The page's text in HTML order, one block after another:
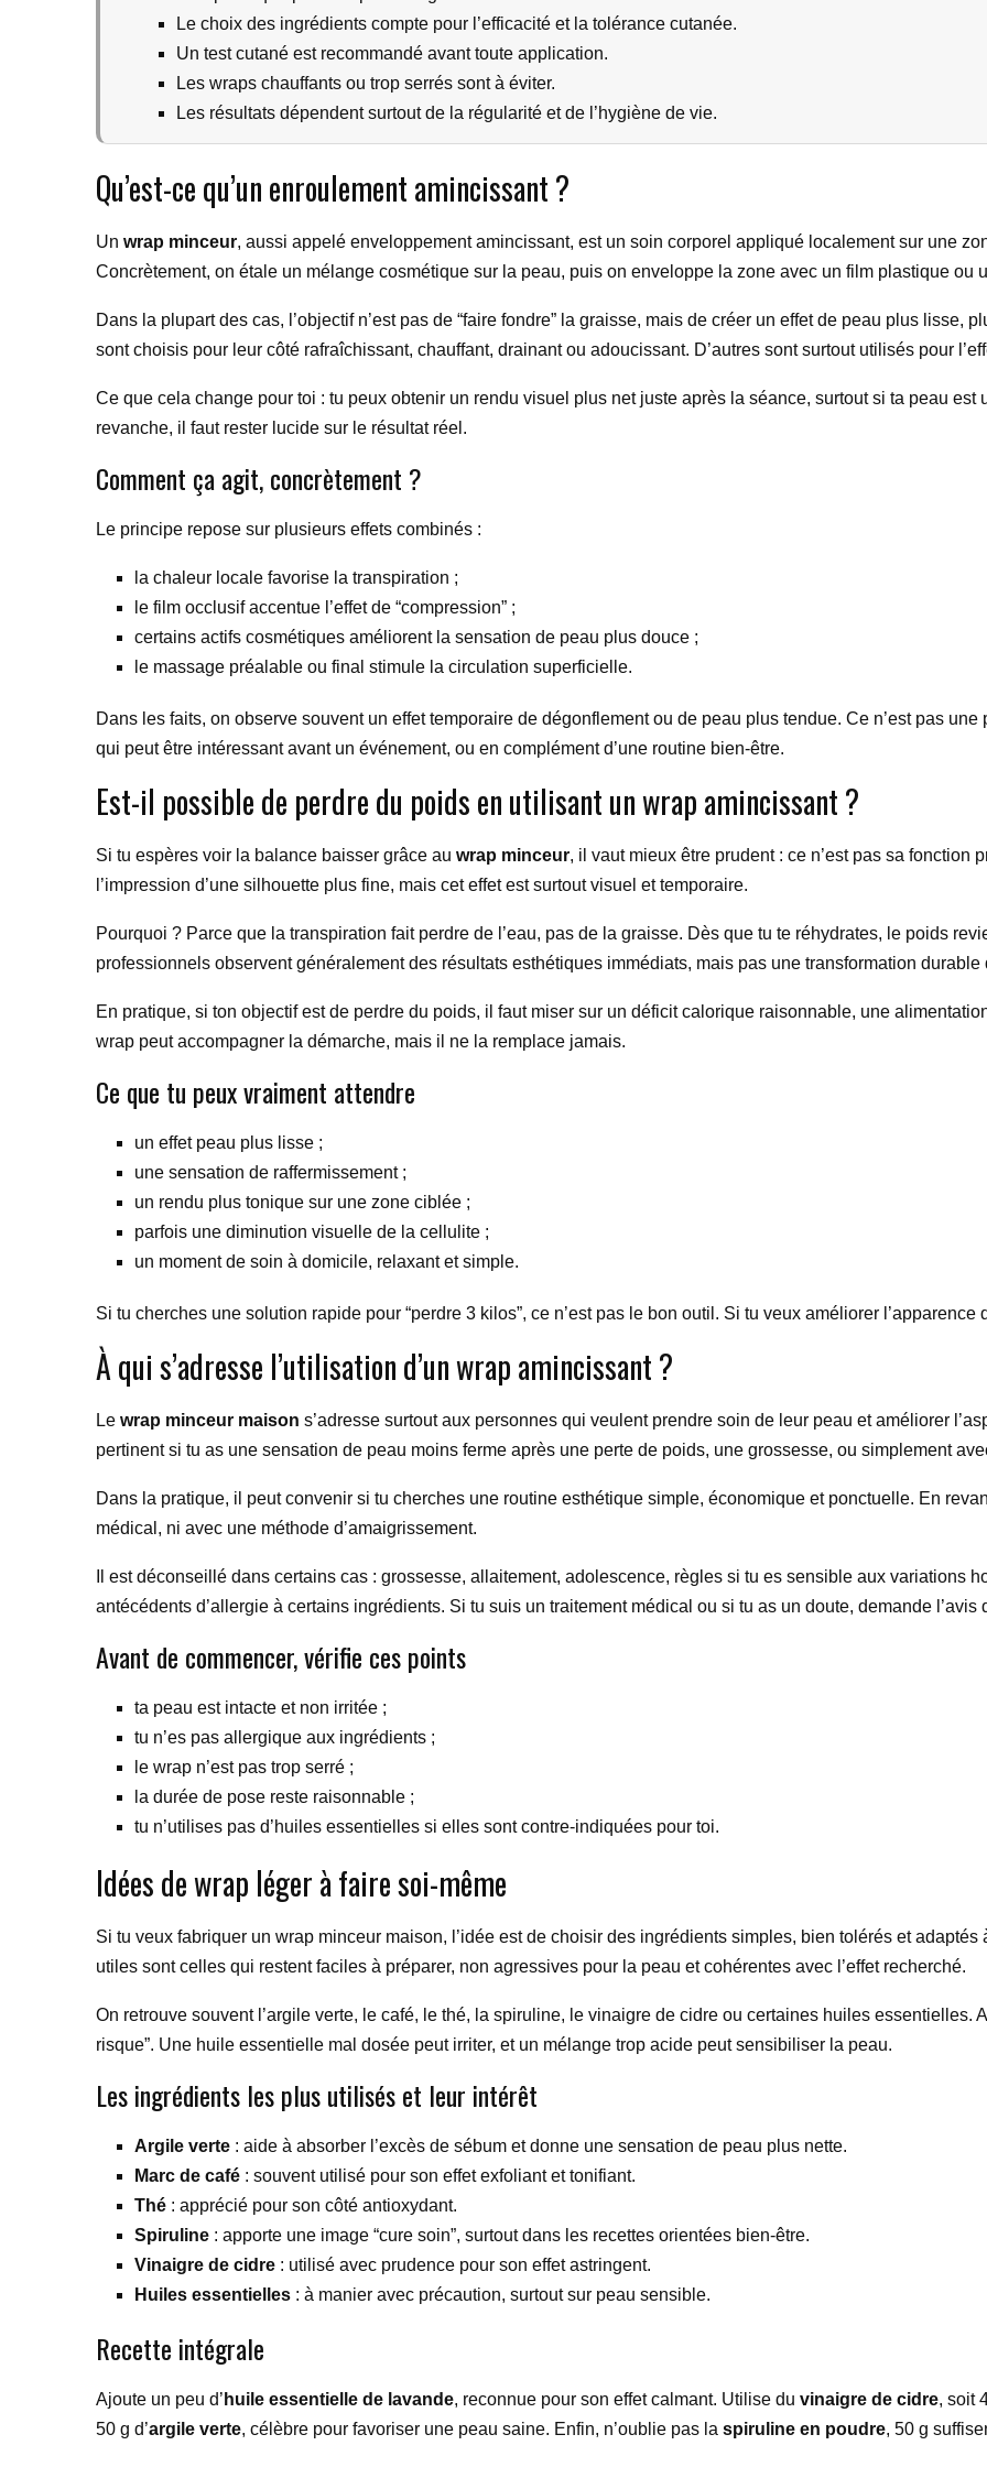
Le choix des ingrédients compte pour l’efficacité et la tolérance cutanée.
Un test cutané est recommandé avant toute application.
Les wraps chauffants ou trop serrés sont à éviter.
Les résultats dépendent surtout de la régularité et de l’hygiène de vie.
Qu’est-ce qu’un enroulement amincissant ?
Un wrap minceur, aussi appelé enveloppement amincissant, est un soin corporel appliqué localement sur une
Concrètement, on étale un mélange cosmétique sur la peau, puis on enveloppe la zone avec un film plastique ou
Dans la plupart des cas, l’objectif n’est pas de “faire fondre” la graisse, mais de créer un effet de peau plus lisse,
sont choisis pour leur côté rafraîchissant, chauffant, drainant ou adoucissant. D’autres sont surtout utilisés pour
Ce que cela change pour toi : tu peux obtenir un rendu visuel plus net juste après la séance, surtout si ta peau
revanche, il faut rester lucide sur le résultat réel.
Comment ça agit, concrètement ?
Le principe repose sur plusieurs effets combinés :
la chaleur locale favorise la transpiration ;
le film occlusif accentue l’effet de “compression” ;
certains actifs cosmétiques améliorent la sensation de peau plus douce ;
le massage préalable ou final stimule la circulation superficielle.
Dans les faits, on observe souvent un effet temporaire de dégonflement ou de peau plus tendue. Ce n’est pas
qui peut être intéressant avant un événement, ou en complément d’une routine bien-être.
Est-il possible de perdre du poids en utilisant un wrap amincissant ?
Si tu espères voir la balance baisser grâce au wrap minceur, il vaut mieux être prudent : ce n’est pas sa
l’impression d’une silhouette plus fine, mais cet effet est surtout visuel et temporaire.
Pourquoi ? Parce que la transpiration fait perdre de l’eau, pas de la graisse. Dès que tu te réhydrates, le poids
professionnels observent généralement des résultats esthétiques immédiats, mais pas une transformation durable
En pratique, si ton objectif est de perdre du poids, il faut miser sur un déficit calorique raisonnable, une
wrap peut accompagner la démarche, mais il ne la remplace jamais.
Ce que tu peux vraiment attendre
un effet peau plus lisse ;
une sensation de raffermissement ;
un rendu plus tonique sur une zone ciblée ;
parfois une diminution visuelle de la cellulite ;
un moment de soin à domicile, relaxant et simple.
Si tu cherches une solution rapide pour “perdre 3 kilos”, ce n’est pas le bon outil. Si tu veux améliorer
À qui s’adresse l’utilisation d’un wrap amincissant ?
Le wrap minceur maison s’adresse surtout aux personnes qui veulent prendre soin de leur peau et améliorer
pertinent si tu as une sensation de peau moins ferme après une perte de poids, une grossesse, ou simplement
Dans la pratique, il peut convenir si tu cherches une routine esthétique simple, économique et ponctuelle. En
médical, ni avec une méthode d’amaigrissement.
Il est déconseillé dans certains cas : grossesse, allaitement, adolescence, règles si tu es sensible aux variations
antécédents d’allergie à certains ingrédients. Si tu suis un traitement médical ou si tu as un doute, demande l’avis
Avant de commencer, vérifie ces points
ta peau est intacte et non irritée ;
tu n’es pas allergique aux ingrédients ;
le wrap n’est pas trop serré ;
la durée de pose reste raisonnable ;
tu n’utilises pas d’huiles essentielles si elles sont contre-indiquées pour toi.
Idées de wrap léger à faire soi-même
Si tu veux fabriquer un wrap minceur maison, l’idée est de choisir des ingrédients simples, bien tolérés et
utiles sont celles qui restent faciles à préparer, non agressives pour la peau et cohérentes avec l’effet recherché.
On retrouve souvent l’argile verte, le café, le thé, la spiruline, le vinaigre de cidre ou certaines huiles essentielles.
risque”. Une huile essentielle mal dosée peut irriter, et un mélange trop acide peut sensibiliser la peau.
Les ingrédients les plus utilisés et leur intérêt
Argile verte : aide à absorber l’excès de sébum et donne une sensation de peau plus nette.
Marc de café : souvent utilisé pour son effet exfoliant et tonifiant.
Thé : apprécié pour son côté antioxydant.
Spiruline : apporte une image “cure soin”, surtout dans les recettes orientées bien-être.
Vinaigre de cidre : utilisé avec prudence pour son effet astringent.
Huiles essentielles : à manier avec précaution, surtout sur peau sensible.
Recette intégrale
Ajoute un peu d’ huile essentielle de lavande, reconnue pour son effet calmant. Utilise du vinaigre de cidre, soit
50 g d’argile verte, célèbre pour favoriser une peau saine. Enfin, n’oublie pas la spiruline en poudre, 50 g